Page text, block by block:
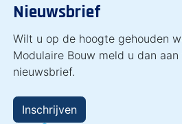
Nieuwsbrief
Wilt u op de hoogte gehouden
Modulaire Bouw meld u dan aan
nieuwsbrief.
Inschrijven